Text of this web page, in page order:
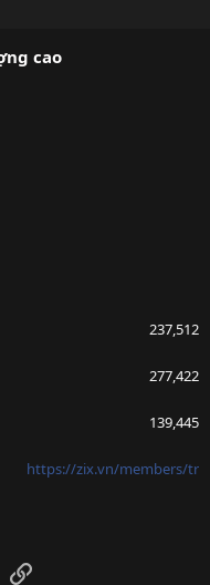
cao
237,512
277,422
139,445
https://zix.vn/members/tr
Link